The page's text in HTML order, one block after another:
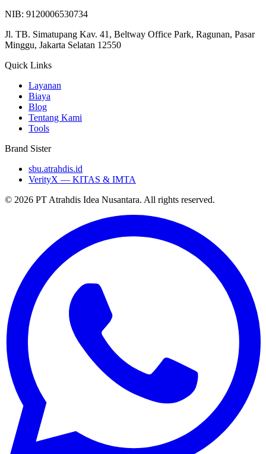
NIB: 9120006530734
Jl. TB. Simatupang Kav. 41, Beltway Office Park, Ragunan, Pasar
Minggu, Jakarta Selatan 12550
Quick Links
Layanan
Biaya
Blog
Tentang Kami
Tools
Brand Sister
sbu.atrahdis.id
VerityX — KITAS & IMTA
© 2026 PT Atrahdis Idea Nusantara. All rights reserved.